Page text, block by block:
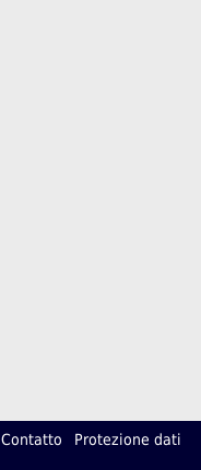
Contatto Protezione dati